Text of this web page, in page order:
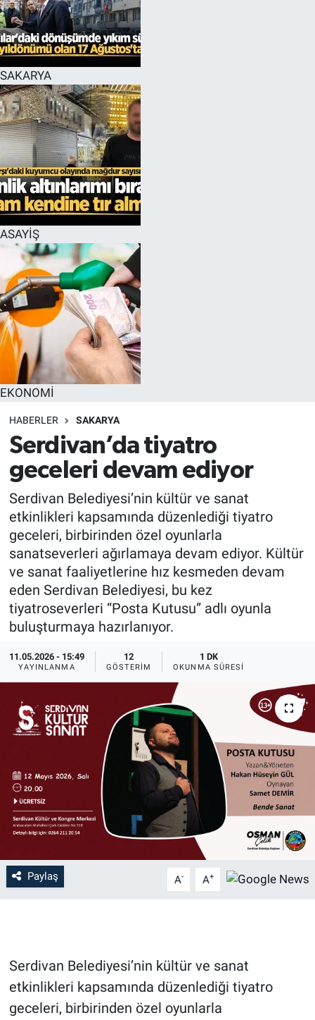
SAKARYA
ASAYİŞ
EKONOMİ
HABERLER SAKARYA
Serdivan’da tiyatro
geceleri devam ediyor
Serdivan Belediyesi’nin kültür ve sanat
etkinlikleri kapsamında düzenlediği tiyatro
geceleri, birbirinden özel oyunlarla
sanatseverleri ağırlamaya devam ediyor. Kültür
ve sanat faaliyetlerine hız kesmeden devam
eden Serdivan Belediyesi, bu kez
tiyatroseverleri “Posta Kutusu” adlı oyunla
buluşturmaya hazırlanıyor.
11.05.2026 - 15:49
YAYINLANMA
12
GÖSTERIM
1 DK
OKUNMA SÜRESI
Paylaş A- A+
Serdivan Belediyesi’nin kültür ve sanat
etkinlikleri kapsamında düzenlediği tiyatro
geceleri, birbirinden özel oyunlarla
EĞİTİM
MAGAZİN
ÖZEL HABER
HALK54 PANORAMA